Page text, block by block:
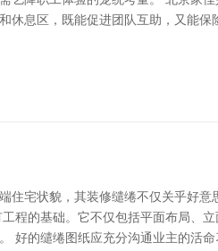
息区，既能促进团队互助，又能
宅状貌，其装修缱绻不仅关乎好
程的基础。它不仅包括平面布局、
好的缱绻图纸应充分沟通业主的活